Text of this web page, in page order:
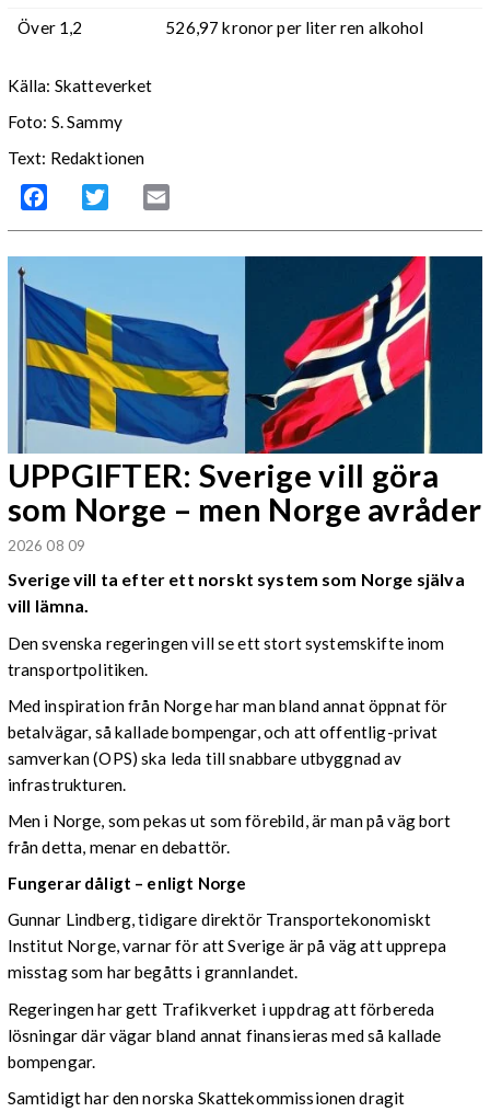
Över 1,2
526,97 kronor per liter ren alkohol
Källa: Skatteverket
Foto: S. Sammy
Text: Redaktionen
Facebook Twitter
UPPGIFTER: Sverige vill göra
som Norge – men Norge avråder
2026 08 09
Sverige vill ta efter ett norskt system som Norge själva
vill lämna.
Den svenska regeringen vill se ett stort systemskifte inom
transportpolitiken.
Med inspiration från Norge har man bland annat öppnat för
betalvägar, så kallade bompengar, och att offentlig-privat
samverkan (OPS) ska leda till snabbare utbyggnad av
infrastrukturen.
Men i Norge, som pekas ut som förebild, är man på väg bort
från detta, menar en debattör.
Fungerar dåligt – enligt Norge
Gunnar Lindberg, tidigare direktör Transportekonomiskt
Institut Norge, varnar för att Sverige är på väg att upprepa
misstag som har begåtts i grannlandet.
Regeringen har gett Trafikverket i uppdrag att förbereda
lösningar där vägar bland annat finansieras med så kallade
bompengar.
Samtidigt har den norska Skattekommissionen dragit